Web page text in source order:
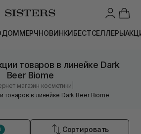
ДОММЕРЧНОВИНКИБЕСТСЕЛЛЕРЫ
товаров в линейке Dark
Beer Biome
магазин косметики
товаров в линейке Dark Beer Biome
Сортировать